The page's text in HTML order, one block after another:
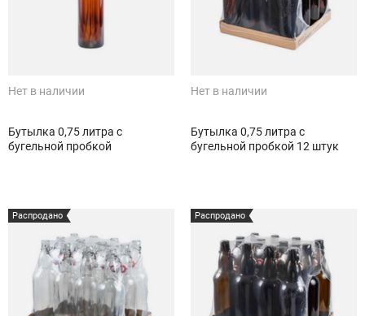
Нет в наличии
Бутылка 0,75 литра с
бугельной пробкой
Нет в наличии
Бутылка 0,75 литра с
бугельной пробкой 12 штук
Распродано Распродано